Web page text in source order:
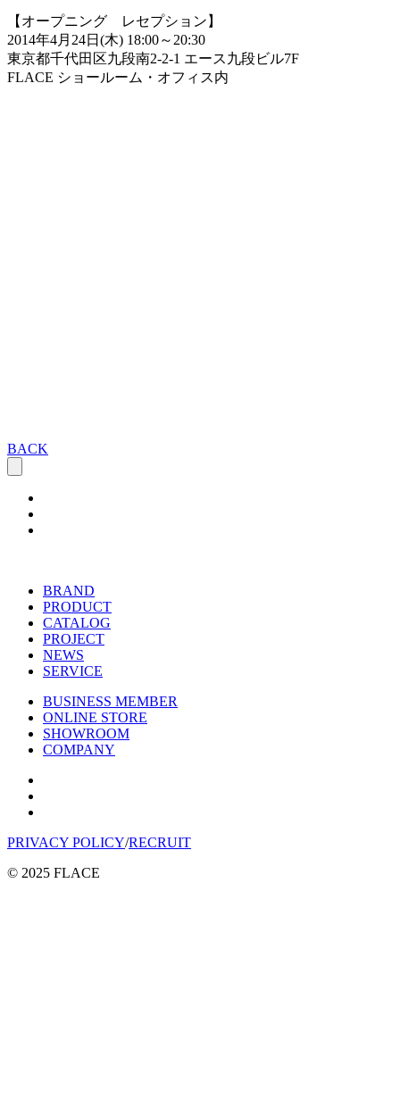
【オープニング レセプション】
2014年4月24日(木) 18:00～20:30
東京都千代田区九段南2-2-1 エース九段ビル7F
FLACE ショールーム・オフィス内
BACK
BRAND
PRODUCT
CATALOG
PROJECT
NEWS
SERVICE
BUSINESS MEMBER
ONLINE STORE
SHOWROOM
COMPANY
PRIVACY POLICY/RECRUIT
© 2025 FLACE